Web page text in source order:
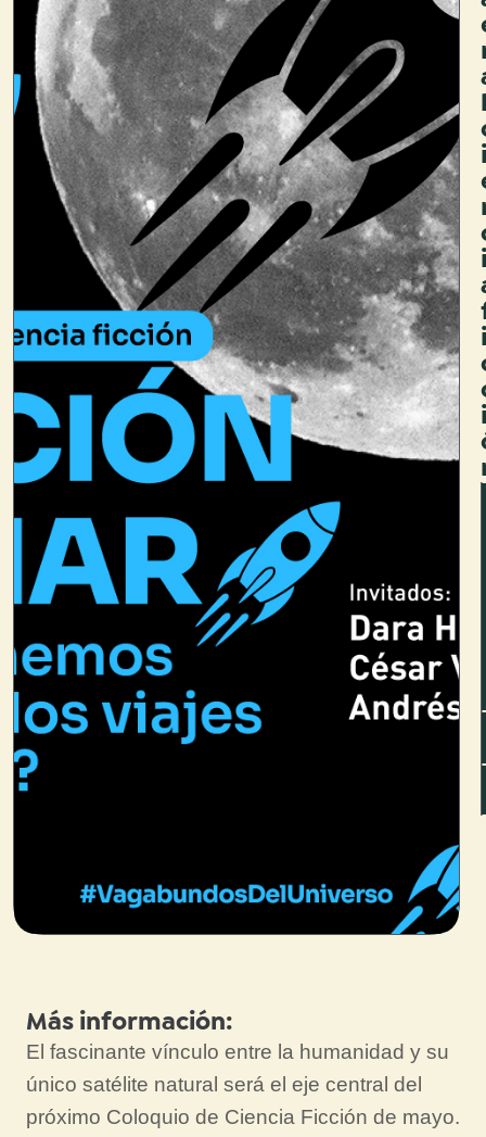
Más información:
El fascinante vínculo entre la humanidad y su
único satélite natural será el eje central del
próximo Coloquio de Ciencia Ficción de mayo.